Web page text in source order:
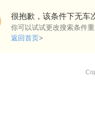
很抱歉，该条件下无车
你可以试试更改搜索条件
返回首页>